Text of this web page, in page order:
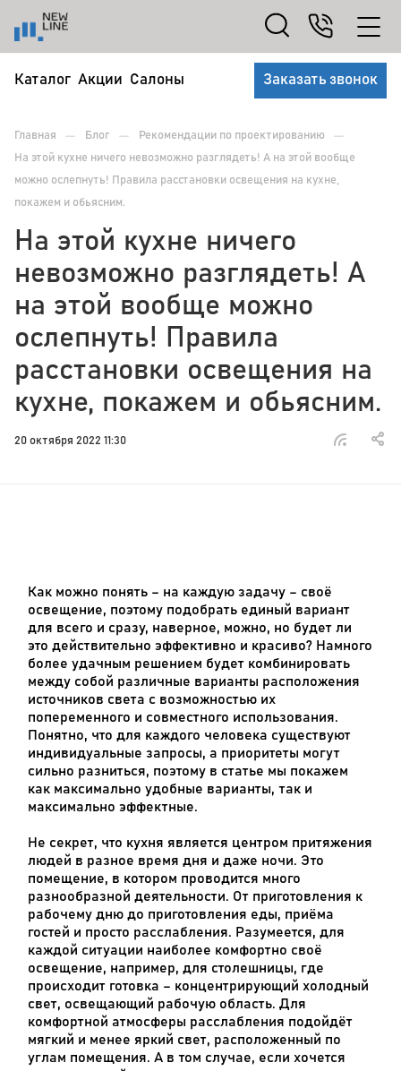
Каталог Акции Салоны Заказать звонок
Главная — Блог — Рекомендации по проектированию —
На этой кухне ничего невозможно разглядеть! А на этой вообще
можно ослепнуть! Правила расстановки освещения на кухне,
покажем и обьясним.
На этой кухне ничего
невозможно разглядеть! А
на этой вообще можно
ослепнуть! Правила
расстановки освещения на
кухне, покажем и обьясним.
20 октября 2022 11:30
Не секрет, что кухня является центром притяжения
людей в разное время дня и даже ночи. Это
помещение, в котором проводится много
разнообразной деятельности. От приготовления к
рабочему дню до приготовления еды, приёма
гостей и просто расслабления. Разумеется, для
каждой ситуации наиболее комфортно своё
освещение, например, для столешницы, где
происходит готовка – концентрирующий холодный
свет, освещающий рабочую область. Для
комфортной атмосферы расслабления подойдёт
мягкий и менее яркий свет, расположенный по
углам помещения. А в том случае, если хочется
Как можно понять – на каждую задачу – своё
освещение, поэтому подобрать единый вариант
для всего и сразу, наверное, можно, но будет ли
это действительно эффективно и красиво? Намного
более удачным решением будет комбинировать
между собой различные варианты расположения
источников света c возможностью их
попеременного и совместного использования.
Понятно, что для каждого человека существуют
индивидуальные запросы, а приоритеты могут
сильно разниться, поэтому в статье мы покажем
как максимально удобные варианты, так и
максимально эффектные.